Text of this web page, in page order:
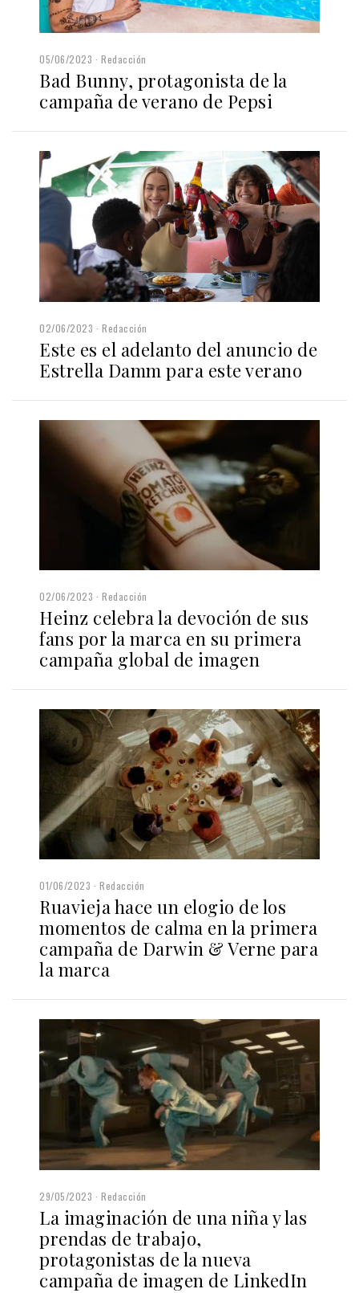
05/06/2023 Redacción
Bad Bunny, protagonista de la
campaña de verano de Pepsi
02/06/2023 Redacción
Este es el adelanto del anuncio de
Estrella Damm para este verano
02/06/2023 Redacción
Heinz celebra la devoción de sus
fans por la marca en su primera
campaña global de imagen
01/06/2023 Redacción
Ruavieja hace un elogio de los
momentos de calma en la primera
campaña de Darwin & Verne para
la marca
29/05/2023 Redacción
La imaginación de una niña y las
prendas de trabajo,
protagonistas de la nueva
campaña de imagen de LinkedIn